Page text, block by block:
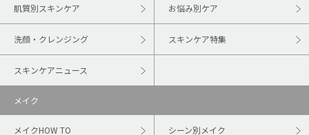
肌質別スキンケア お悩み別ケア
洗顔・クレンジング スキンケア特集
スキンケアニュース
メイク
メイクHOW TO シーン別メイク